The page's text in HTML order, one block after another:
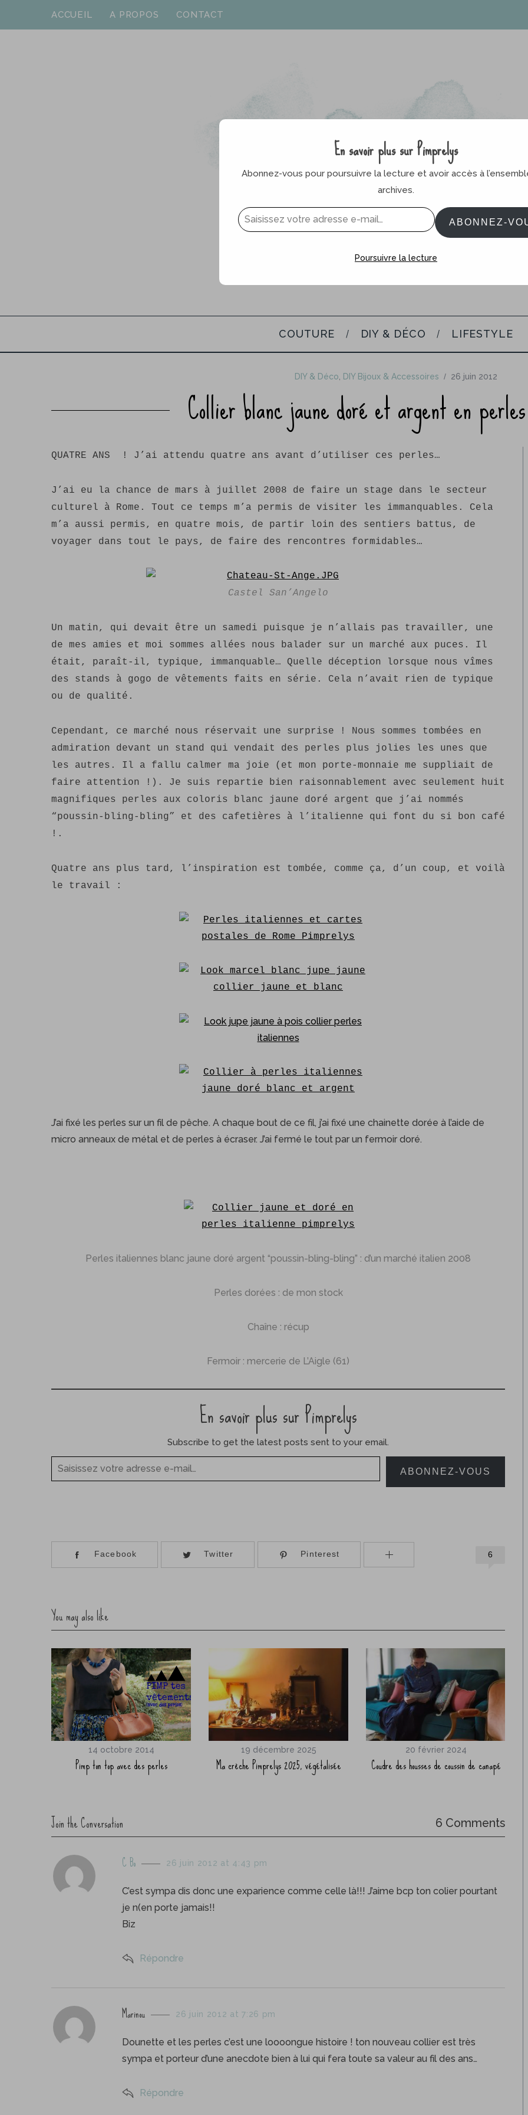
ACCUEIL A PROPOS CONTACT
COUTURE DIY & DÉCO LIFESTYLE
DIY & Déco DIY Bijoux & Accessoires 26 juin 2012
Collier blanc jaune doré et argent en
QUATRE ANS ! J’ai attendu quatre ans avant d’utiliser ces perles…
J’ai eu la chance de mars à juillet 2008 de faire un stage dans le secteur
culturel à Rome. Tout ce temps m’a permis de visiter les immanquables. Cela
m’a aussi permis, en quatre mois, de partir loin des sentiers battus, de
voyager dans tout le pays, de faire des rencontres formidables…
Castel San’Angelo
Un matin, qui devait être un samedi puisque je n’allais pas travailler, une
de mes amies et moi sommes allées nous balader sur un marché aux puces. Il
était, paraît-il, typique, immanquable… Quelle déception lorsque nous vîmes
des stands à gogo de vêtements faits en série. Cela n’avait rien de typique
ou de qualité.
Cependant, ce marché nous réservait une surprise ! Nous sommes tombées en
admiration devant un stand qui vendait des perles plus jolies les unes que
les autres. Il a fallu calmer ma joie (et mon porte-monnaie me suppliait de
faire attention !). Je suis repartie bien raisonnablement avec seulement huit
magnifiques perles aux coloris blanc jaune doré argent que j’ai nommés
“poussin-bling-bling” et des cafetières à l’italienne qui font du si bon café
!.
Quatre ans plus tard, l’inspiration est tombée, comme ça, d’un coup, et voilà
le travail :
J’ai fixé les perles sur un fil de pêche. A chaque bout de ce fil, j’ai fixé une chainette dorée à l’aide de
micro anneaux de métal et de perles à écraser. J’ai fermé le tout par un fermoir doré.
Perles italiennes blanc jaune doré argent “poussin-bling-bling” : d’un marché italien 2008
Perles dorées : de mon stock
Chaîne : récup
Fermoir : mercerie de L’Aigle (61)
En savoir plus sur Pimprelys
Subscribe to get the latest posts sent to your email.
Saisissez votre adresse e-mail…
ABONNEZ-VOUS
6
Facebook Twitter Pinterest
You may also like
14 octobre 2014
Pimp ton top avec des perles
19 décembre 2025
Ma crèche Pimprelys 2025, végétalisée
20 février 2024
Coudre des housses de coussin de canapé
Join the Conversation 6 Comments
s
y
s
C Bo 26 juin 2012 at 4:43 pm
C’est sympa dis donc une exparience comme celle là!!! J’aime bcp ton colier pourtant
je n(en porte jamais!!
Biz
Répondre
s
y
s
Marinou 26 juin 2012 at 7:26 pm
Dounette et les perles c’est une loooongue histoire ! ton nouveau collier est très
sympa et porteur d’une anecdote bien à lui qui fera toute sa valeur au fil des ans…
Répondre
a
En savoir plus sur Pimprelys
Abonnez-vous pour poursuivre la lecture et avoir accès à
archives.
ABONNEZ-
Poursuivre la lecture